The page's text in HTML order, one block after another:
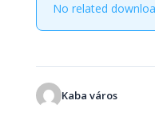
No related
Kaba város